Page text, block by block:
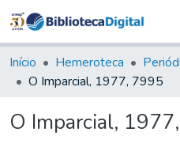
&
Início Hemeroteca
O Imparcial, 1977, 7995
O Imparcial,